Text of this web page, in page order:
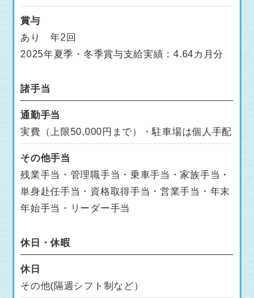
賞与
あり 年2回
2025年夏季・冬季賞与支給実績：4.64カ月分
諸手当
通勤手当
実費（上限50,000円まで）・駐車場は個人手配
その他手当
残業手当・管理職手当・乗車手当・家族手当・
単身赴任手当・資格取得手当・営業手当・年末
年始手当・リーダー手当
休日・休暇
休日
その他(隔週シフト制など）